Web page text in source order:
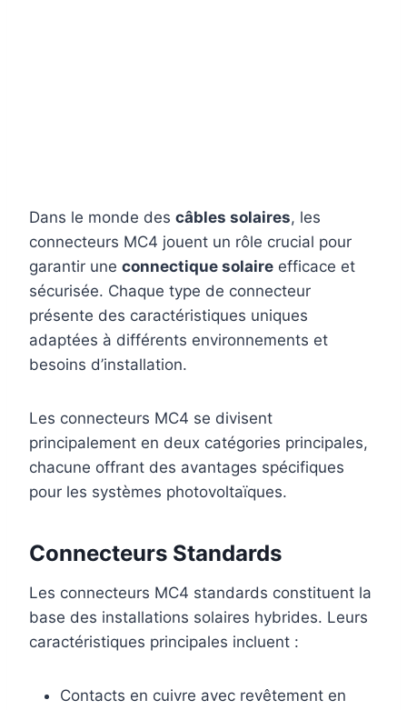
Dans le monde des câbles solaires, les
connecteurs MC4 jouent un rôle crucial pour
garantir une connectique solaire efficace et
sécurisée. Chaque type de connecteur
présente des caractéristiques uniques
adaptées à différents environnements et
besoins d’installation.
Les connecteurs MC4 se divisent
principalement en deux catégories principales,
chacune offrant des avantages spécifiques
pour les systèmes photovoltaïques.
Connecteurs Standards
Les connecteurs MC4 standards constituent la
base des installations solaires hybrides. Leurs
caractéristiques principales incluent :
Contacts en cuivre avec revêtement en